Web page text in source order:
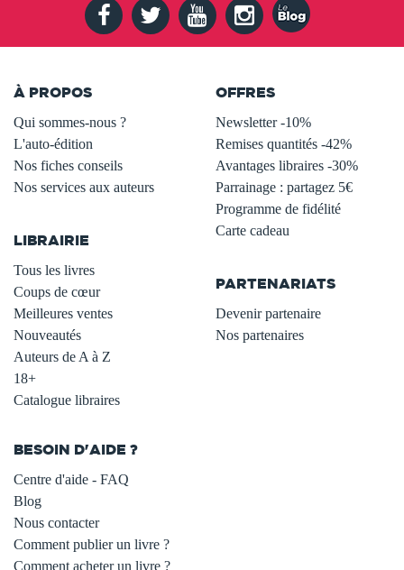
À PROPOS
Qui sommes-nous ?
L'auto-édition
Nos fiches conseils
Nos services aux auteurs
LIBRAIRIE
Tous les livres
Coups de cœur
Meilleures ventes
Nouveautés
Auteurs de A à Z
18+
Catalogue libraires
OFFRES
Newsletter -10%
Remises quantités -42%
Avantages libraires -30%
Parrainage : partagez 5€
Programme de fidélité
Carte cadeau
PARTENARIATS
Devenir partenaire
Nos partenaires
BESOIN D'AIDE ?
Centre d'aide - FAQ
Blog
Nous contacter
Comment publier un livre ?
Comment acheter un livre ?